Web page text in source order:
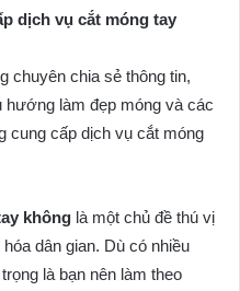
dịch vụ cắt móng tay
chuyên chia sẻ thông tin,
hướng làm đẹp móng và các
cung cấp dịch vụ cắt móng
không là một chủ đề thú vị
dân gian. Dù có nhiều
là bạn nên làm theo